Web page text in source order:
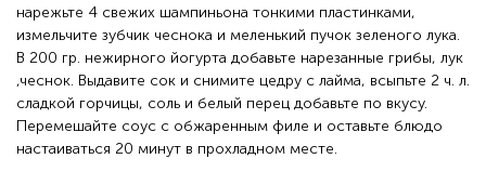
нарежьте 4 свежих шампиньона тонкими пластинками,
измельчите зубчик чеснока и меленький пучок зеленого лука.
В 200 гр. нежирного йогурта добавьте нарезанные грибы, лук
,чеснок. Выдавите сок и снимите цедру с лайма, всыпьте 2 ч. л.
сладкой горчицы, соль и белый перец добавьте по вкусу.
Перемешайте соус с обжаренным филе и оставьте блюдо
настаиваться 20 минут в прохладном месте.